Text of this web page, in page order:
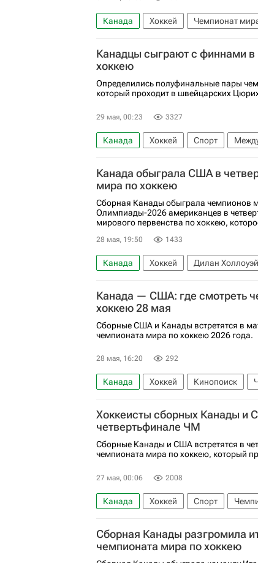
Канада Хоккей Чемпионат
СКА (Санкт-Петербург)
Сидни
Федерация хоккея России (ФХР)
Материалы РИА Спорт
Канадцы сыграют с финнами
хоккею
Определились полуфинальные пары
который проходит в швейцарских
29 мая, 00:23 3327
Канада Хоккей Спорт
Чемпионат мира по хоккею
Канада обыграла США в
мира по хоккею
Сборная Канады обыграла чемпионов
Олимпиады-2026 американцев в
мирового первенства по хоккею,
28 мая, 19:50 1433
Канада Хоккей Дилан Холлоуэй
Международная федерация хоккея
Канада — США: где смотреть
хоккею 28 мая
Сборные США и Канады встретятся в
чемпионата мира по хоккею 2026 года.
28 мая, 16:20 292
Канада Хоккей Кинопоиск
Хоккеисты сборных Канады и
четвертьфинале ЧМ
Сборные Канады и США встретятся в
чемпионата мира по хоккею, который
27 мая, 00:06 2008
Канада Хоккей Спорт
Сборная Канады разгромила
чемпионата мира по хоккею